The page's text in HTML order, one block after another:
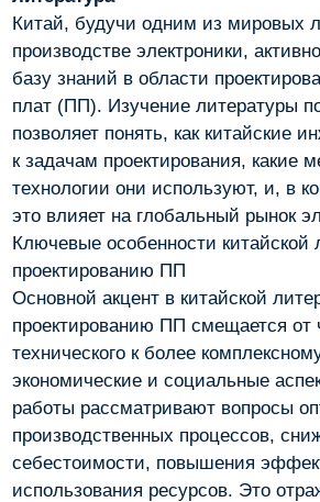
Китай, будучи одним из мировых
производстве электроники,
базу знаний в области
плат (ПП). Изучение литературы
позволяет понять, как китайские
к задачам проектирования, какие
технологии они используют, и, в
это влияет на глобальный рынок
Ключевые особенности китайской
проектированию ПП
Основной акцент в китайской
проектированию ПП смещается от
технического к более
экономические и социальные
работы рассматривают вопросы
производственных процессов,
себестоимости, повышения
использования ресурсов. Это